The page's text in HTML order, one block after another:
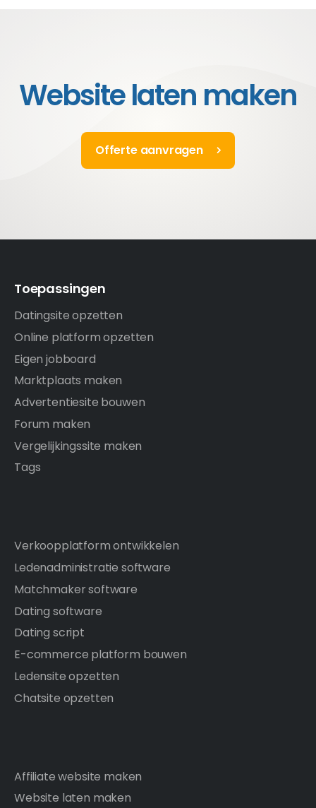
Website laten maken
Offerte aanvragen
Toepassingen
Datingsite opzetten
Online platform opzetten
Eigen jobboard
Marktplaats maken
Advertentiesite bouwen
Forum maken
Vergelijkingssite maken
Tags
Verkoopplatform ontwikkelen
Ledenadministratie software
Matchmaker software
Dating software
Dating script
E-commerce platform bouwen
Ledensite opzetten
Chatsite opzetten
Affiliate website maken
Website laten maken